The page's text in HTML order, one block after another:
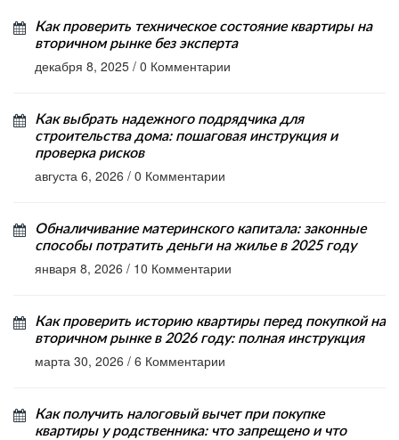
Как проверить техническое состояние квартиры на
вторичном рынке без эксперта
декабря 8, 2025 / 0 Комментарии
Как выбрать надежного подрядчика для
строительства дома: пошаговая инструкция и
проверка рисков
августа 6, 2026 / 0 Комментарии
Обналичивание материнского капитала: законные
способы потратить деньги на жилье в 2025 году
января 8, 2026 / 10 Комментарии
Как проверить историю квартиры перед покупкой на
вторичном рынке в 2026 году: полная инструкция
марта 30, 2026 / 6 Комментарии
Как получить налоговый вычет при покупке
квартиры у родственника: что запрещено и что